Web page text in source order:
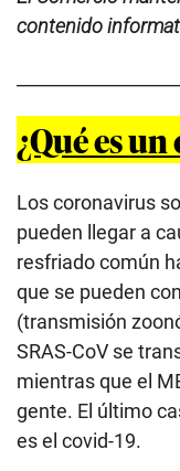
contenido
¿Qué es
Los coronavirus
pueden llegar a
resfriado común
que se pueden
(transmisión
SRAS-CoV se
mientras que el
gente. El último
es el covid-19.